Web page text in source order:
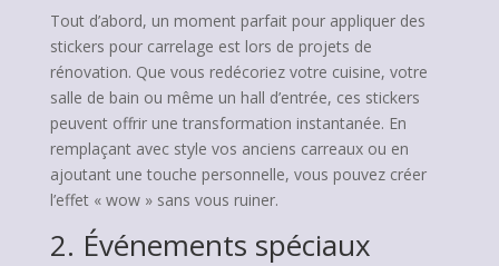
Tout d’abord, un moment parfait pour appliquer des
stickers pour carrelage est lors de projets de
rénovation. Que vous redécoriez votre cuisine, votre
salle de bain ou même un hall d’entrée, ces stickers
peuvent offrir une transformation instantanée. En
remplaçant avec style vos anciens carreaux ou en
ajoutant une touche personnelle, vous pouvez créer
l’effet « wow » sans vous ruiner.
2. Événements spéciaux